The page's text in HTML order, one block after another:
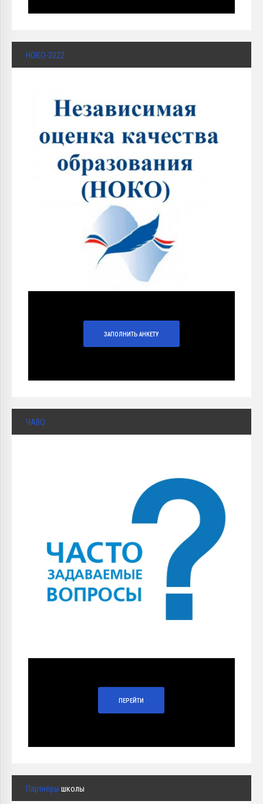
НОКО-2022
ЗАПОЛНИТЬ АНКЕТУ
ЧАВО
ПЕРЕЙТИ
Партнёры школы